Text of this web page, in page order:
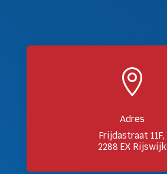

Adres
Frijdastraat 11F,
2288 EX Rijswijk